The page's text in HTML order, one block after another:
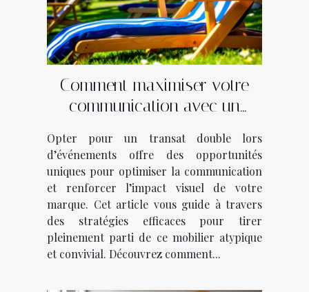
Comment maximiser votre
communication avec un
d’événements ?
Opter pour un transat double lors
d’événements offre des opportunités
uniques pour optimiser la communication
et renforcer l’impact visuel de votre
marque. Cet article vous guide à travers
des stratégies efficaces pour tirer
pleinement parti de ce mobilier atypique
et convivial. Découvrez comment...